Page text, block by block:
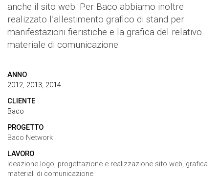
anche il sito web. Per Baco abbiamo inoltre
realizzato l’allestimento grafico di stand per
manifestazioni fieristiche e la grafica del relativo
materiale di comunicazione.
ANNO
2012, 2013, 2014
CLIENTE
Baco
PROGETTO
Baco Network
LAVORO
Ideazione logo, progettazione e realizzazione sito web, grafica
materiali di comunicazione